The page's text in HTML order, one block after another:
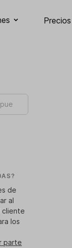
Precios
de
al
cliente
los
parte